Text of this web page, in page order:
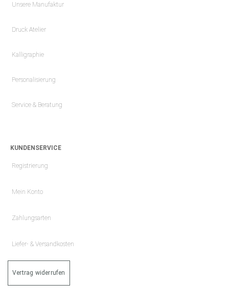
Unsere Manufaktur
Druck Atelier
Kalligraphie
Personalisierung
Service & Beratung
KUNDENSERVICE
Registrierung
Mein Konto
Zahlungsarten
Liefer- & Versandkosten
Vertrag widerrufen